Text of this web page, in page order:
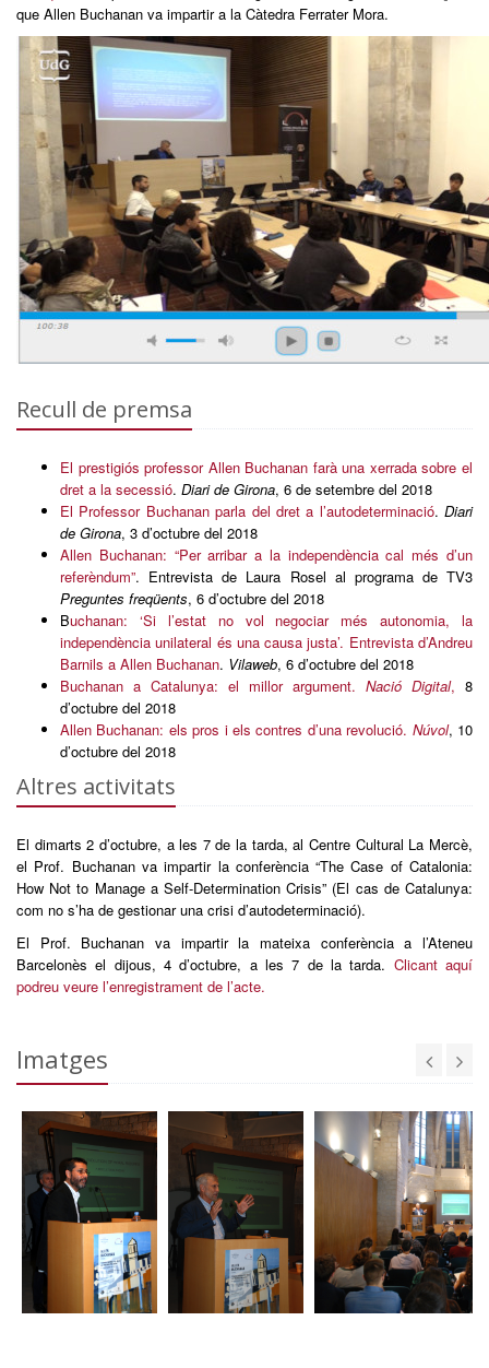
que Allen Buchanan va impartir a la Càtedra Ferrater Mora.
Recull de premsa
El prestigiós professor Allen Buchanan farà una xerrada sobre el
dret a la secessió. Diari de Girona, 6 de setembre del 2018
El Professor Buchanan parla del dret a l’autodeterminació. Diari
de Girona, 3 d’octubre del 2018
Allen Buchanan: “Per arribar a la independència cal més d’un
referèndum”. Entrevista de Laura Rosel al programa de TV3
Preguntes freqüents, 6 d’octubre del 2018
Buchanan: ‘Si l’estat no vol negociar més autonomia, la
independència unilateral és una causa justa’. Entrevista d’Andreu
Barnils a Allen Buchanan. Vilaweb, 6 d’octubre del 2018
Buchanan a Catalunya: el millor argument. Nació Digital, 8
d’octubre del 2018
Allen Buchanan: els pros i els contres d’una revolució. Núvol, 10
d’octubre del 2018
Altres activitats
El dimarts 2 d’octubre, a les 7 de la tarda, al Centre Cultural La Mercè,
el Prof. Buchanan va impartir la conferència “The Case of Catalonia:
How Not to Manage a Self-Determination Crisis” (El cas de Catalunya:
com no s’ha de gestionar una crisi d’autodeterminació).
El Prof. Buchanan va impartir la mateixa conferència a l’Ateneu
Barcelonès el dijous, 4 d’octubre, a les 7 de la tarda. Clicant aquí
podreu veure l’enregistrament de l’acte.
Imatges